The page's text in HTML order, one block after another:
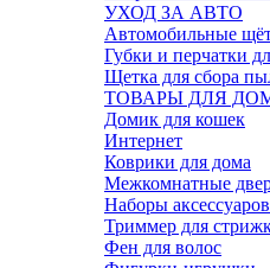
УХОД ЗА АВТО
Автомобильные
Губки и перчатки
Щетка для сбора
ТОВАРЫ ДЛЯ
Домик для кошек
Интернет
Коврики для дома
Межкомнатные
Наборы
Триммер для
Фен для волос